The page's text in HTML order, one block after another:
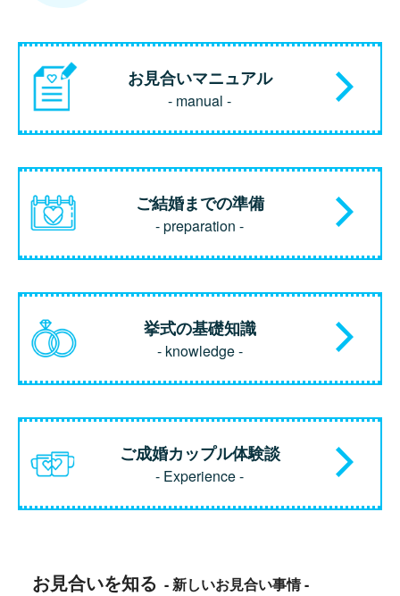
お見合いマニュアル
- manual -
ご結婚までの準備
- preparation -
挙式の基礎知識
- knowledge -
ご成婚カップル体験談
- Experience -
お見合いを知る - 新しいお見合い事情 -